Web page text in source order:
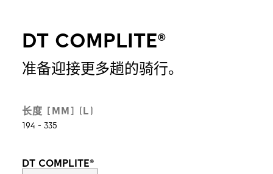
DT COMPLITE®
准备迎接更多趟的骑行。
长度 [MM] (L)
194 - 335
DT COMPLITE®